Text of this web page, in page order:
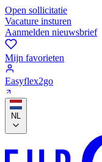
Open sollicitatie
Vacature insturen
Aanmelden nieuwsbrief
Mijn favorieten
Easyflex2go
NL